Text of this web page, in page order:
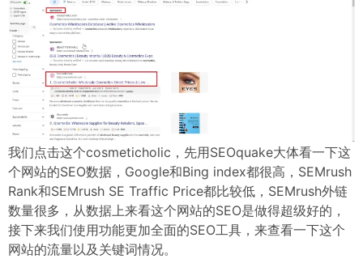
我们点击这个cosmeticholic，先用SEOquake大体看一下这
个网站的SEO数据，Google和Bing index都很高，SEMrush
Rank和SEMrush SE Traffic Price都比较低，SEMrush外链
数量很多，从数据上来看这个网站的SEO是做得超级好的，
接下来我们使用功能更加全面的SEO工具，来查看一下这个
网站的流量以及关键词情况。